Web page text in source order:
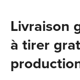
Livraison
à tirer